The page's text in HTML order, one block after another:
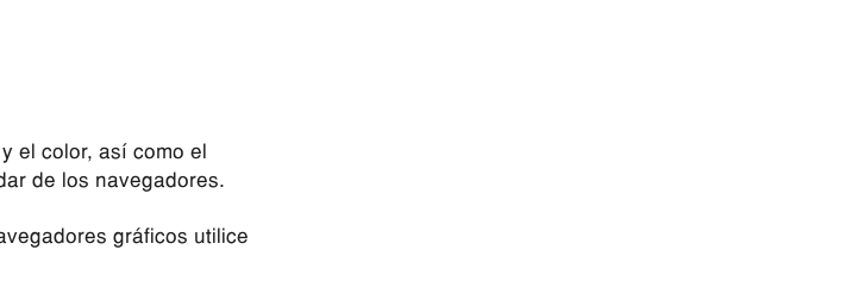
el color, así como el
de los navegadores.
gráficos utilice